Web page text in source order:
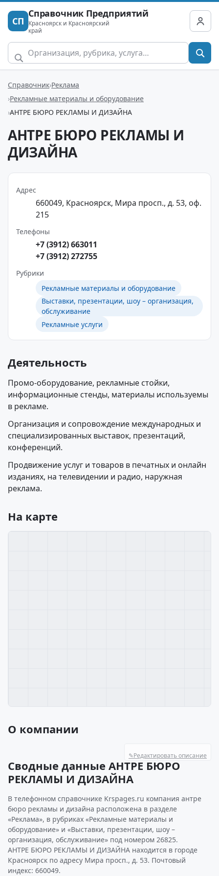
СП
Справочник Предприятий
Красноярск и Красноярский
край
Справочник Реклама
Рекламные материалы и оборудование
АНТРЕ БЮРО РЕКЛАМЫ И ДИЗАЙНА
АНТРЕ БЮРО РЕКЛАМЫ И
ДИЗАЙНА
Адрес
660049, Красноярск, Мира просп., д. 53, оф.
215
Телефоны
+7 (3912) 663011
+7 (3912) 272755
Рубрики
Рекламные материалы и оборудование
Выставки, презентации, шоу – организация,
обслуживание
Рекламные услуги
Деятельность
Промо-оборудование, рекламные стойки,
информационные стенды, материалы используемы
в рекламе.
Организация и сопровождение международных и
специализированных выставок, презентаций,
конференций.
Продвижение услуг и товаров в печатных и онлайн
изданиях, на телевидении и радио, наружная
реклама.
На карте
О компании
✎Редактировать описание
Сводные данные АНТРЕ БЮРО
РЕКЛАМЫ И ДИЗАЙНА
В телефонном справочнике Krspages.ru компания антре
бюро рекламы и дизайна расположена в разделе
«Реклама», в рубриках «Рекламные материалы и
оборудование» и «Выставки, презентации, шоу –
организация, обслуживание» под номером 26825.
АНТРЕ БЮРО РЕКЛАМЫ И ДИЗАЙНА находится в городе
Красноярск по адресу Мира просп., д. 53. Почтовый
индекс: 660049.